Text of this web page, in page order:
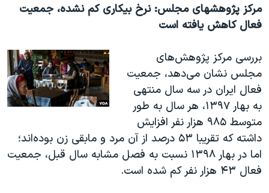
مرکز پژوهشهای مجلس: نرخ بیکاری کم نشده، جمعیت
فعال کاهش یافته‌ است
بررسی مرکز پژوهش‌های
مجلس نشان می‌دهد، جمعیت
فعال ایران در سه سال منتهی
به بهار ۱۳۹۷، هر سال به طور
متوسط ۹۸۵ هزار نفر افزایش
داشته که تقریبا ۵۳ درصد از آن مرد و مابقی زن بوده‌اند؛
اما در بهار ۱۳۹۸ نسبت به فصل مشابه سال قبل، جمعیت
فعال ۴۳ هزار نفر کم شده است.